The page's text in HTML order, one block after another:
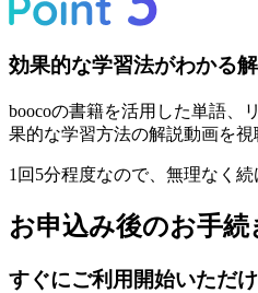
効果的な学習法がわかる
boocoの書籍を活用した単語、
果的な学習方法の解説動画を視
1回5分程度なので、無理なく続
お申込み後のお手続
すぐにご利用開始いただ